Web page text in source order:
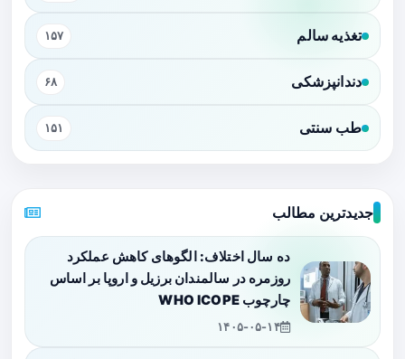
تغذیه سالم ۱۵۷
دندانپزشکی ۶۸
طب سنتی ۱۵۱
جدیدترین مطالب
ده سال اختلاف: الگوهای کاهش عملکرد
روزمره در سالمندان برزیل و اروپا بر اساس
چارچوب WHO ICOPE
۱۴۰۵-۰۵-۱۴